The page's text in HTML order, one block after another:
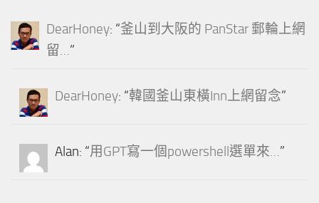
DearHoney: “釜山到大阪的 PanStar 郵輪上網
留…”
DearHoney: “韓國釜山東橫Inn上網留念”
Alan: “用GPT寫一個powershell選單來…”